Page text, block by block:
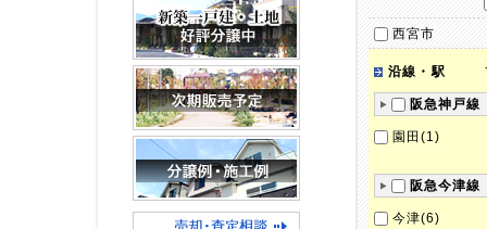
西宮市
沿線・駅
阪急神戸線
園田(1)
阪急今津線
今津(6)